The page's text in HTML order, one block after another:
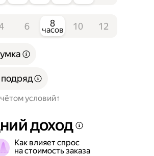
6 8
часов 10 12
условий
доход
Как влияет спрос
на стоимость заказа